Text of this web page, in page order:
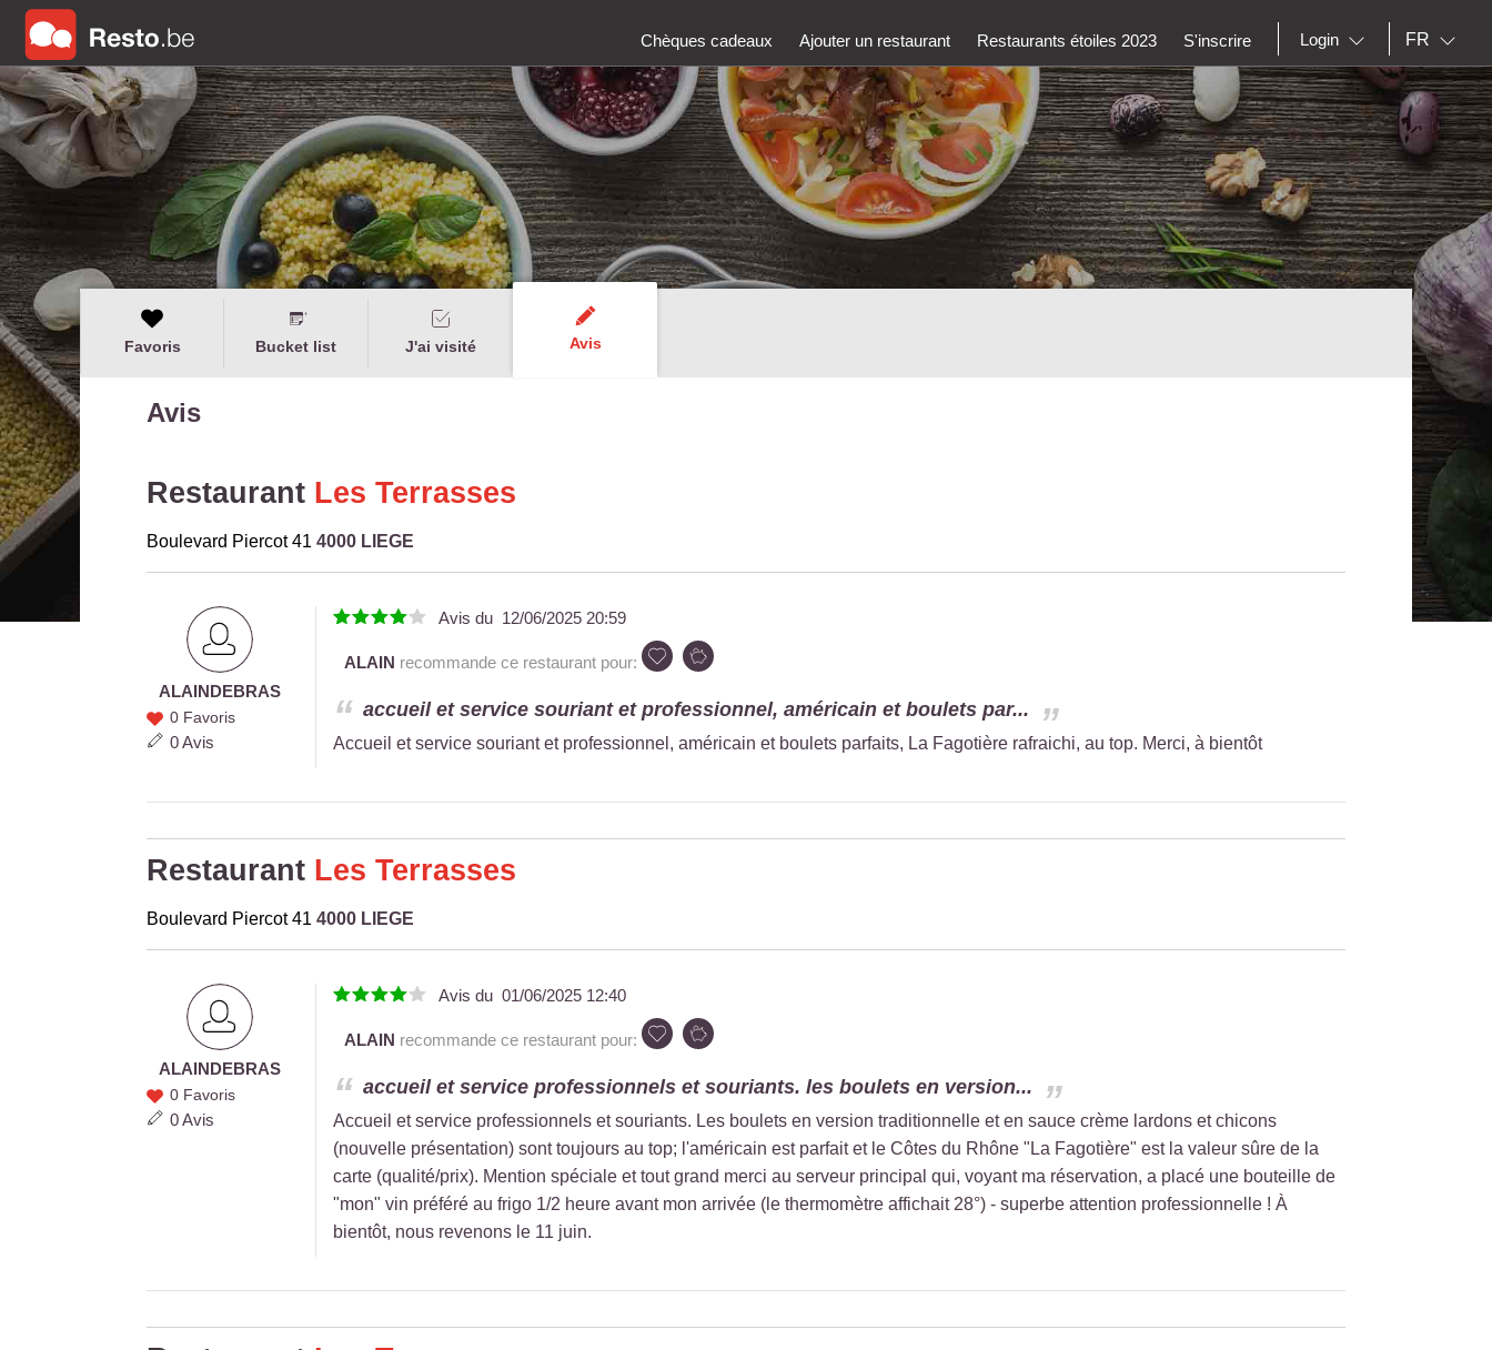
Chèques cadeaux Ajouter un restaurant Restaurants étoiles 2023 S'inscrire Login FR
Favoris Bucket list J'ai visité Avis
Avis
Restaurant Les Terrasses
Boulevard Piercot 41 4000 LIEGE
ALAIN
DEBRAS
ALAINDEBRAS
0 Favoris
0 Avis
Avis du 12/06/2025 20:59
ALAIN recommande ce restaurant pour:
accueil et service souriant et professionnel, américain et boulets par...
Accueil et service souriant et professionnel, américain et boulets parfaits, La Fagotière rafraichi, au top. Merci, à bientôt
Restaurant Les Terrasses
Boulevard Piercot 41 4000 LIEGE
ALAIN
DEBRAS
ALAINDEBRAS
0 Favoris
0 Avis
Avis du 01/06/2025 12:40
ALAIN recommande ce restaurant pour:
accueil et service professionnels et souriants. les boulets en version...
Accueil et service professionnels et souriants. Les boulets en version traditionnelle et en sauce crème lardons et chicons
(nouvelle présentation) sont toujours au top; l'américain est parfait et le Côtes du Rhône "La Fagotière" est la valeur sûre de la
carte (qualité/prix). Mention spéciale et tout grand merci au serveur principal qui, voyant ma réservation, a placé une bouteille de
"mon" vin préféré au frigo 1/2 heure avant mon arrivée (le thermomètre affichait 28°) - superbe attention professionnelle ! À
bientôt, nous revenons le 11 juin.